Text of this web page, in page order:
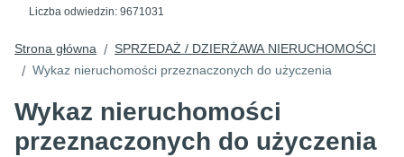
Liczba odwiedzin: 9671031
Strona główna / SPRZEDAŻ / DZIERŻAWA NIERUCHOMOŚCI
/ Wykaz nieruchomości przeznaczonych do użyczenia
Wykaz nieruchomości
przeznaczonych do użyczenia